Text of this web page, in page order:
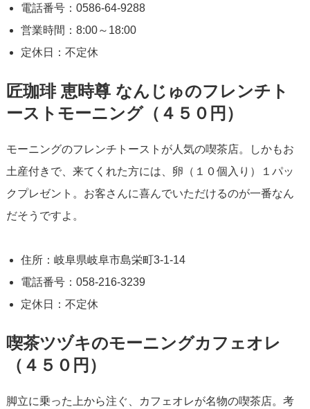
電話番号：0586-64-9288
営業時間：8:00～18:00
定休日：不定休
匠珈琲 恵時尊 なんじゅのフレンチト
ーストモーニング（４５０円）
モーニングのフレンチトーストが人気の喫茶店。しかもお
土産付きで、来てくれた方には、卵（１０個入り）１パッ
クプレゼント。お客さんに喜んでいただけるのが一番なん
だそうですよ。
住所：岐阜県岐阜市島栄町3-1-14
電話番号：058-216-3239
定休日：不定休
喫茶ツヅキのモーニングカフェオレ
（４５０円）
脚立に乗った上から注ぐ、カフェオレが名物の喫茶店。考